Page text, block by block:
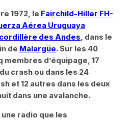
1972, le Fairchild-Hiller FH-
Aérea Uruguaya
cordillère des Andes, dans le
de Malargüe. Sur les 40
d’équipage, 17
crash ou dans les 24
et 12 autres dans les deux
dans une avalanche.
radio que les